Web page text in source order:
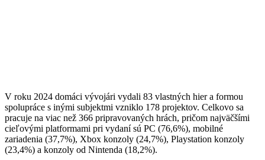
V roku 2024 domáci vývojári vydali 83 vlastných hier a formou
spolupráce s inými subjektmi vzniklo 178 projektov. Celkovo sa
pracuje na viac než 366 pripravovaných hrách, pričom najväčšími
cieľovými platformami pri vydaní sú PC (76,6%), mobilné
zariadenia (37,7%), Xbox konzoly (24,7%), Playstation konzoly
(23,4%) a konzoly od Nintenda (18,2%).